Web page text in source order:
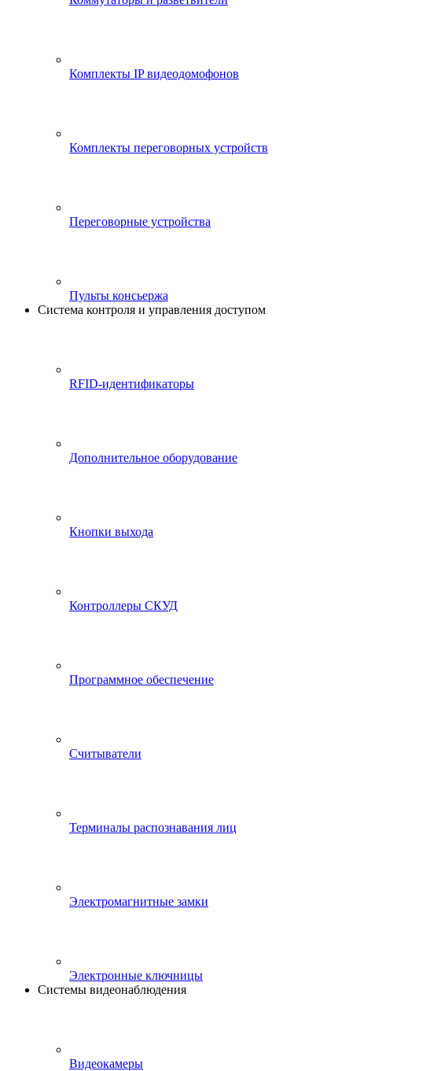
Комплекты IP видеодомофонов
Комплекты переговорных устройств
Переговорные устройства
Пульты консьержа
Система контроля и управления доступом
RFID-идентификаторы
Дополнительное оборудование
Кнопки выхода
Контроллеры СКУД
Программное обеспечение
Считыватели
Терминалы распознавания лиц
Электромагнитные замки
Электронные ключницы
Системы видеонаблюдения
Видеокамеры